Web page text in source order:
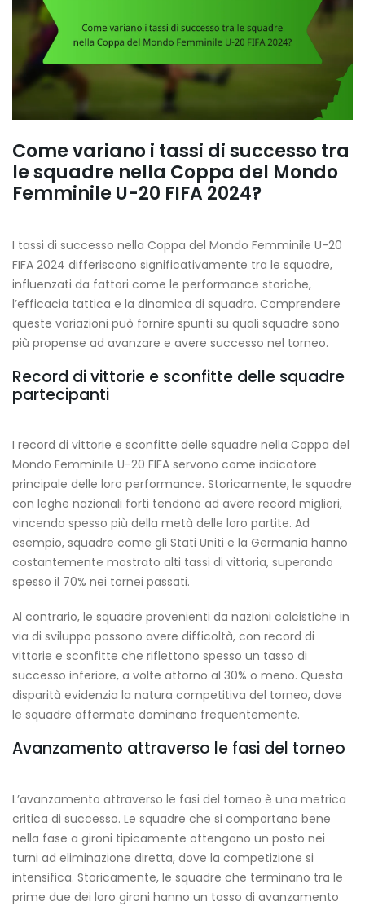
Come variano i tassi di successo tra
le squadre nella Coppa del Mondo
Femminile U-20 FIFA 2024?
I tassi di successo nella Coppa del Mondo Femminile U-20
FIFA 2024 differiscono significativamente tra le squadre,
influenzati da fattori come le performance storiche,
l’efficacia tattica e la dinamica di squadra. Comprendere
queste variazioni può fornire spunti su quali squadre sono
più propense ad avanzare e avere successo nel torneo.
Record di vittorie e sconfitte delle squadre
partecipanti
I record di vittorie e sconfitte delle squadre nella Coppa del
Mondo Femminile U-20 FIFA servono come indicatore
principale delle loro performance. Storicamente, le squadre
con leghe nazionali forti tendono ad avere record migliori,
vincendo spesso più della metà delle loro partite. Ad
esempio, squadre come gli Stati Uniti e la Germania hanno
costantemente mostrato alti tassi di vittoria, superando
spesso il 70% nei tornei passati.
Al contrario, le squadre provenienti da nazioni calcistiche in
via di sviluppo possono avere difficoltà, con record di
vittorie e sconfitte che riflettono spesso un tasso di
successo inferiore, a volte attorno al 30% o meno. Questa
disparità evidenzia la natura competitiva del torneo, dove
le squadre affermate dominano frequentemente.
Avanzamento attraverso le fasi del torneo
L’avanzamento attraverso le fasi del torneo è una metrica
critica di successo. Le squadre che si comportano bene
nella fase a gironi tipicamente ottengono un posto nei
turni ad eliminazione diretta, dove la competizione si
intensifica. Storicamente, le squadre che terminano tra le
prime due dei loro gironi hanno un tasso di avanzamento